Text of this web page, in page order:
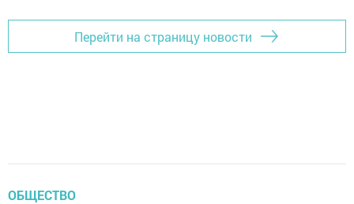
Перейти на страницу новости
ОБЩЕСТВО